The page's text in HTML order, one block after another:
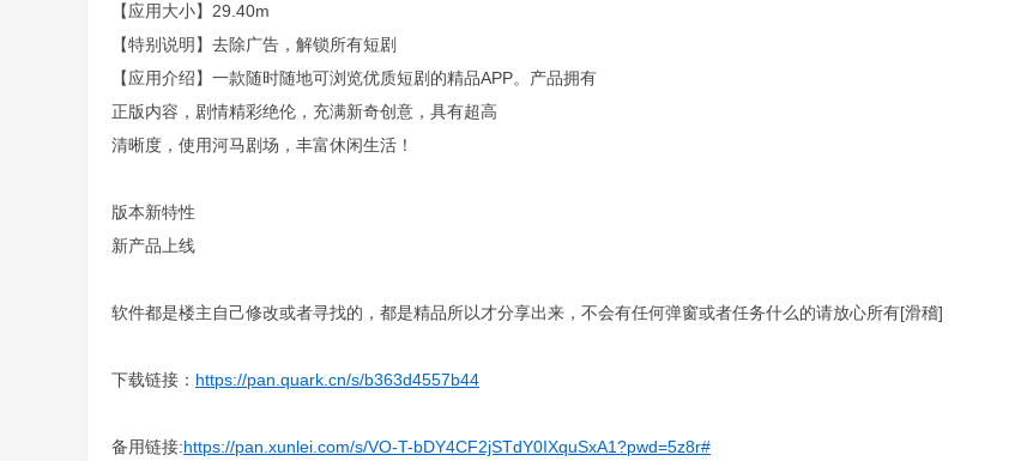
【应用大小】29.40m
【特别说明】去除广告，解锁所有短剧
【应用介绍】一款随时随地可浏览优质短剧的精品APP。产品拥有
正版内容，剧情精彩绝伦，充满新奇创意，具有超高
清晰度，使用河马剧场，丰富休闲生活！
版本新特性
新产品上线
软件都是楼主自己修改或者寻找的，都是精品所以才分享出来，不会有任何弹窗或者任务什么的请放心所有[滑稽]
下载链接： https://pan.quark.cn/s/b363d4557b44
备用链接:https://pan.xunlei.com/s/VO-T-bDY4CF2jSTdY0IXquSxA1?pwd=5z8r#